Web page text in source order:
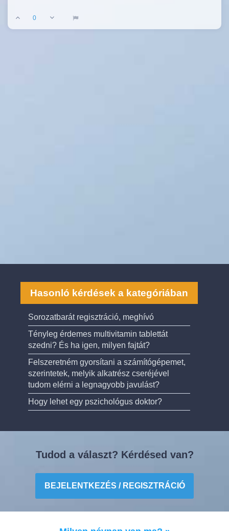
0
Hasonló kérdések a kategóriában
Sorozatbarát regisztráció, meghívó
Tényleg érdemes multivitamin tablettát
szedni? És ha igen, milyen fajtát?
Felszeretném gyorsítani a számítógépemet,
szerintetek, melyik alkatrész cseréjével
tudom elérni a legnagyobb javulást?
Hogy lehet egy pszichológus doktor?
Tudod a választ? Kérdésed van?
BEJELENTKEZÉS / REGISZTRÁCIÓ